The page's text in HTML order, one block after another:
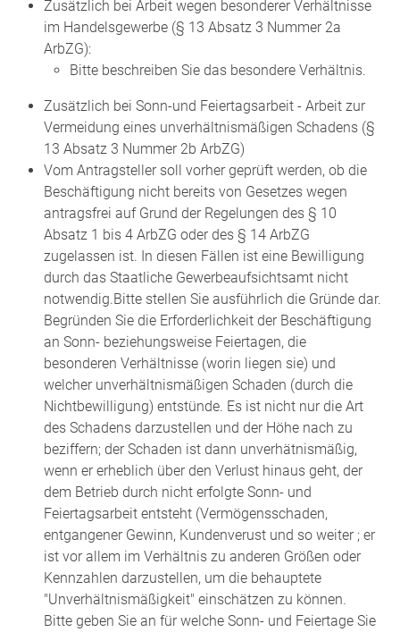
Zusätzlich bei Arbeit wegen besonderer Verhältnisse
im Handelsgewerbe (§ 13 Absatz3 Nummer 2a
ArbZG):
Bitte beschreiben Sie das besondere Verhältnis.
Zusätzlich bei Sonn-und Feiertagsarbeit - Arbeit zur
Vermeidung eines unverhältnismäßigen Schadens (§
13 Absatz 3 Nummer 2b ArbZG)
Vom Antragsteller soll vorher geprüft werden, ob die
Beschäftigung nicht bereits von Gesetzes wegen
antragsfrei auf Grund der Regelungen des § 10
Absatz 1 bis 4 ArbZG oder des § 14 ArbZG
zugelassen ist. In diesen Fällen ist eine Bewilligung
durch das Staatliche Gewerbeaufsichtsamt nicht
notwendig.Bitte stellen Sie ausführlich die Gründe dar.
Begründen Sie die Erforderlichkeit der Beschäftigung
an Sonn- beziehungsweise Feiertagen, die
besonderen Verhältnisse (worin liegen sie) und
welcher unverhältnismäßigen Schaden (durch die
Nichtbewilligung) entstünde. Es ist nicht nur die Art
des Schadens darzustellen und der Höhe nach zu
beziffern; der Schaden ist dann unverhätnismäßig,
wenn er erheblich über den Verlust hinaus geht, der
dem Betrieb durch nicht erfolgte Sonn- und
Feiertagsarbeit entsteht (Vermögensschaden,
entgangener Gewinn, Kundenverust und so weiter ; er
ist vor allem im Verhältnis zu anderen Größen oder
Kennzahlen darzustellen, um die behauptete
"Unverhältnismäßigkeit" einschätzen zu können.
Bitte geben Sie an für welche Sonn- und Feiertage Sie